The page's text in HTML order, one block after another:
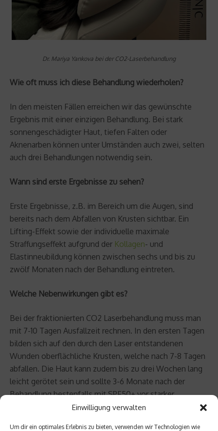
Einwilligung verwalten
Um dir ein optimales Erlebnis zu bieten, verwenden wir Technologien wie
Dr. Mariya Yankova bei der CO2-Laserbehandlung
Wie oft muss ich diese Behandlung wiederholen?
In den meisten Fällen erreichen wir das gewünschte
Ergebnis mit einer einzigen Behandlung. Bei stark
sonnengeschädigter Haut, tiefen Falten oder
Aknenarben können unter Umständen auch zwei, selten
auch drei Behandlungen notwendig sein.
Wann sind erste Ergebnisse zu sehen?
Erste Ergebnisse, z.B. im Bereich um die Augen, sind
bereits nach dem Abfallen von Krusten sichtbar. Ein
Lifting-Effekt sowie der individuelle maximale
Straffungseffekt aufgrund der Kollagen- und
Elastinneubildung können zwischen sechs und bis zu
zwölf Monaten nach der Behandlung eintreten.
Welche Nebenwirkungen gibt es?
Bei der fraktionierten CO2 Laserbehandlung muss man
mit 7-10 Tagen Ausfallzeit rechnen. In den ersten Tagen
bilden sich auf den durch den Laser entstandenen
Wunden oberflächliche Krusten, welche nach 7-8 Tagen
abfallen. Die Haut kann zudem bis zu drei Wochen lang
leicht gerötet sein und sollte 3-6 Monate nach der
Behandlung bestenfalls mit SPF50+ vor starker
Sonneneinstrahlung geschützt werden.